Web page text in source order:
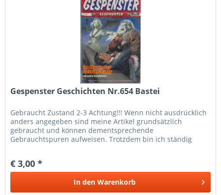
Gespenster Geschichten Nr.654 Bastei
Gebraucht Zustand 2-3 Achtung!!! Wenn nicht ausdrücklich
anders angegeben sind meine Artikel grundsätzlich
gebraucht und können dementsprechende
Gebrauchtspuren aufweisen. Trotzdem bin ich ständig
€ 3,00 *
In den Warenkorb